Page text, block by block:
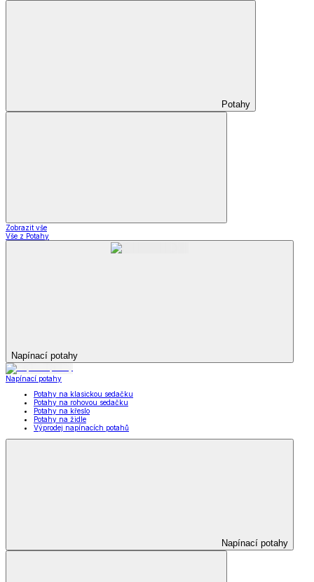
Potahy
Zobrazit vše
Vše z Potahy
Napínací potahy
Napínací potahy
Potahy na klasickou sedačku
Potahy na rohovou sedačku
Potahy na křeslo
Potahy na židle
Výprodej napínacích potahů
Napínací potahy